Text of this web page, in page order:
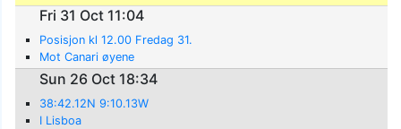
Fri 31 Oct 11:04
Posisjon kl 12.00 Fredag 31.
Mot Canari øyene
Sun 26 Oct 18:34
38:42.12N 9:10.13W
I Lisboa